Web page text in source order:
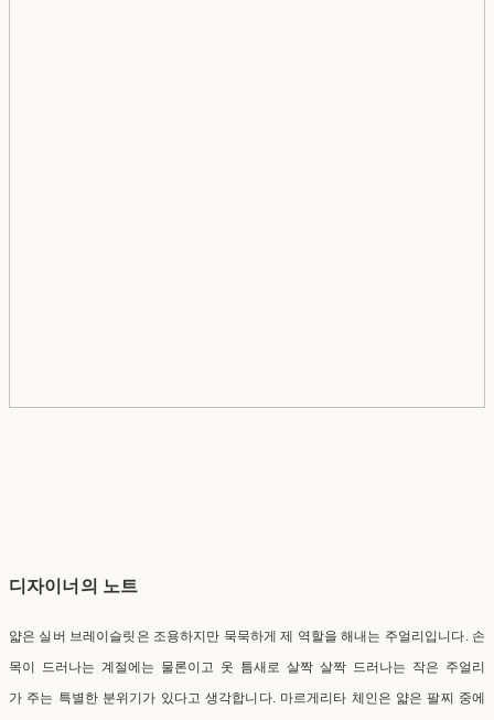
디자이너의 노트
얇은 실버 브레이슬릿은 조용하지만 묵묵하게 제 역할을 해내는 주얼리입니다. 손
목이 드러나는 계절에는 물론이고 옷 틈새로 살짝 살짝 드러나는 작은 주얼리
가 주는 특별한 분위기가 있다고 생각합니다. 마르게리타 체인은 얇은 팔찌 중에